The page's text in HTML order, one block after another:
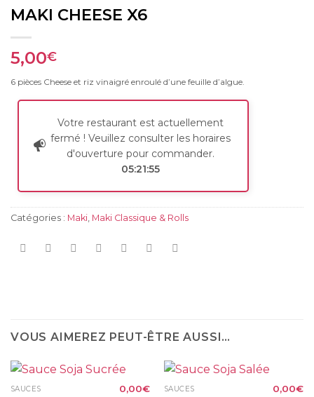
MAKI CHEESE X6
5,00€
6 pièces Cheese et riz vinaigré enroulé d’une feuille d’algue.
Votre restaurant est actuellement
fermé ! Veuillez consulter les horaires
d'ouverture pour commander.
05:21:54
Catégories : Maki Maki Classique & Rolls
VOUS AIMEREZ PEUT-ÊTRE AUSSI…
SAUCES
0,00€
SAUCES
0,00€